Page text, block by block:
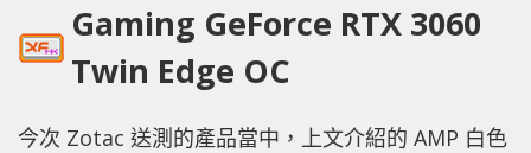
Gaming GeForce RTX 3060
Twin Edge OC
今次 Zotac 送測的產品當中，上文介紹的 AMP 白色